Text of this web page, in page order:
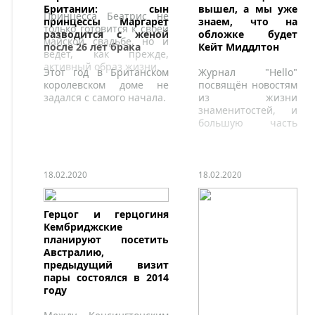
Принцесса Беатрис не
только готовится к своей
майской свадьбе, но и
ведет, как прежде,
активный образ жизни.
Британии: сын
принцессы Маргарет
разводится с женой
после 26 лет брака
Этот год в Британском
королевском доме не
задался с самого начала.
вышел, а мы уже
знаем, что на
обложке будет
Кейт Миддлтон
Журнал "Hello"
посвящён новостям
из жизни
знаменитостей, и
большую часть
18.02.2020
Герцог и герцогиня
Кембриджские
планируют посетить
Австралию,
предыдущий визит
пары состоялся в 2014
году
18.02.2020